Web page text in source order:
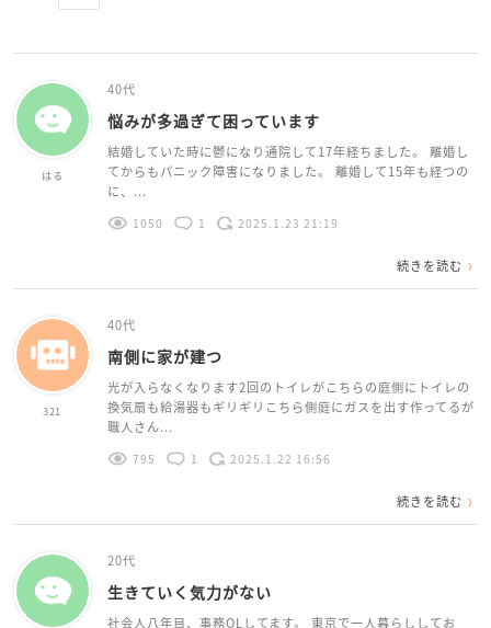
はる
40代
悩みが多過ぎて困っています
結婚していた時に鬱になり通院して17年経ちました。 離婚し
てからもパニック障害になりました。 離婚して15年も経つの
に、...
1050 1 2025.1.23 21:19
続きを読む
321
40代
南側に家が建つ
光が入らなくなります2回のトイレがこちらの庭側にトイレの
換気扇も給湯器もギリギリこちら側庭にガスを出す作ってるが
職人さん...
795 1 2025.1.22 16:56
続きを読む
20代
生きていく気力がない
社会人八年目、事務OLしてます。 東京で一人暮らししてお